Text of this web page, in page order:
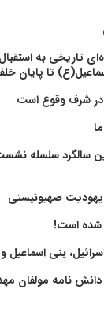
تاریخی به
تا پایان
در شرف وقوع است
سالگرد سلسله
صهیونیستی
شده است!
بنی اسماعیل و
دانش نامه مولفان